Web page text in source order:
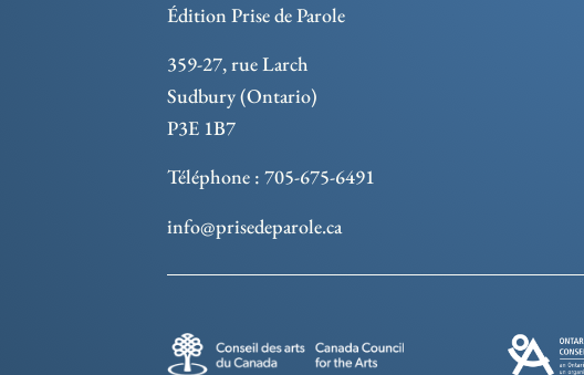
Édition Prise de Parole
359-27, rue Larch
Sudbury (Ontario)
P3E 1B7
Téléphone : 705-675-6491
info@prisedeparole.ca